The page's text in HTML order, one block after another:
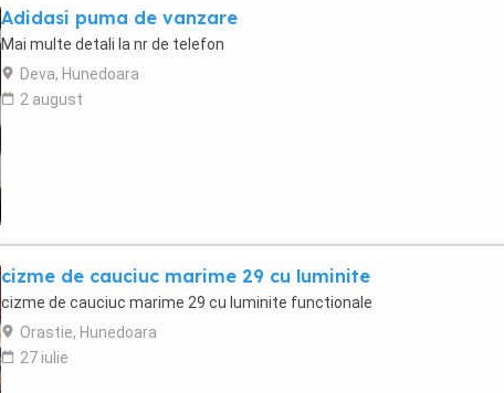
Adidasi puma de vanzare
Mai multe detali la nr de telefon
Deva, Hunedoara
2 august
cizme de cauciuc marime 29 cu luminite
cizme de cauciuc marime 29 cu luminite functionale
Orastie, Hunedoara
27 iulie